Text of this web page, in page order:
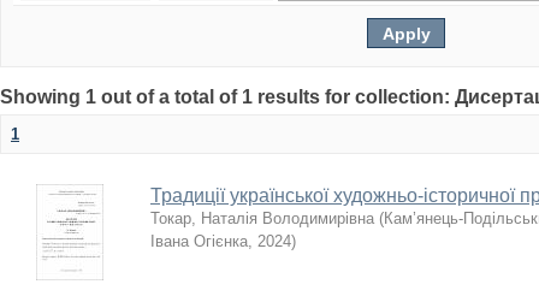
Showing 1 out of a total of 1 results for collection:
1
Традиції української художньо-історичної
Токар, Наталія Володимирівна (Кам’янець-
Івана Огієнка, 2024)